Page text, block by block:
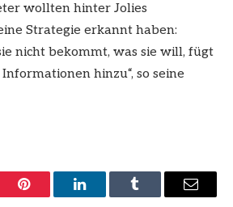
wollten hinter Jolies
Strategie erkannt haben:
nicht bekommt, was sie will, fügt
hinzu“, so seine
Pinterest LinkedInTumblr Email